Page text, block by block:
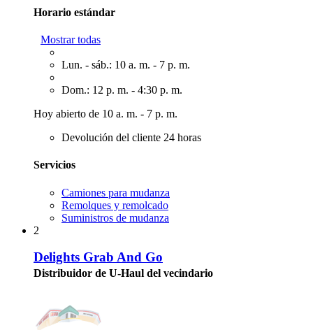
Horario estándar
Mostrar todas
Lun. - sáb.: 10 a. m. - 7 p. m.
Dom.: 12 p. m. - 4:30 p. m.
Hoy abierto de 10 a. m. - 7 p. m.
Devolución del cliente 24 horas
Servicios
Camiones para mudanza
Remolques y remolcado
Suministros de mudanza
2
Delights Grab And Go
Distribuidor de U-Haul del vecindario